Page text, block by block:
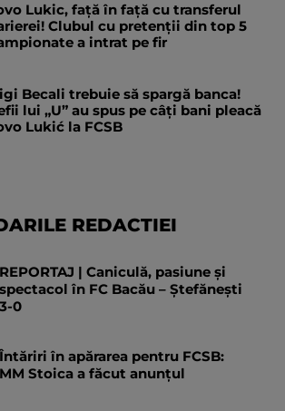
Lukic, față în față cu transferul
Clubul cu pretenții din top 5
a intrat pe fir
Becali trebuie să spargă banca!
lui „U” au spus pe câți bani pleacă
Lukić la FCSB
REDACTIEI
REPORTAJ | Caniculă, pasiune și
spectacol în FC Bacău – Ștefănești
3-0
Întăriri în apărarea pentru FCSB:
MM Stoica a făcut anunțul